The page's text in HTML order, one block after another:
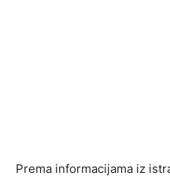
Prema informacijama iz